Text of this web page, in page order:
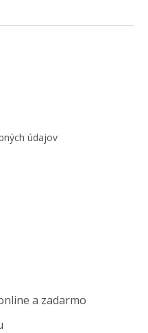
údajov
a zadarmo